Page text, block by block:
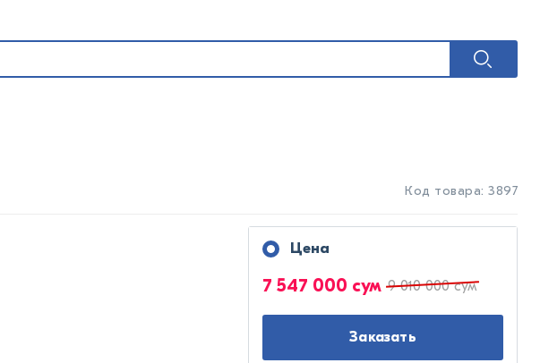
Код товара: 3897
Цена
7 547 000 сум 9 010 000 сум
Заказать